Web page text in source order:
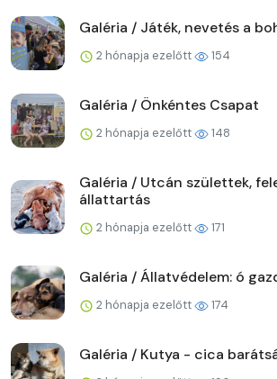
Galéria / Játék, nevetés a
2 hónapja ezelőtt 154
Galéria / Önkéntes Csapat
2 hónapja ezelőtt 148
Galéria / Utcán születtek,
állattartás
2 hónapja ezelőtt 171
Galéria / Állatvédelem: ó
2 hónapja ezelőtt 174
Galéria / Kutya - cica